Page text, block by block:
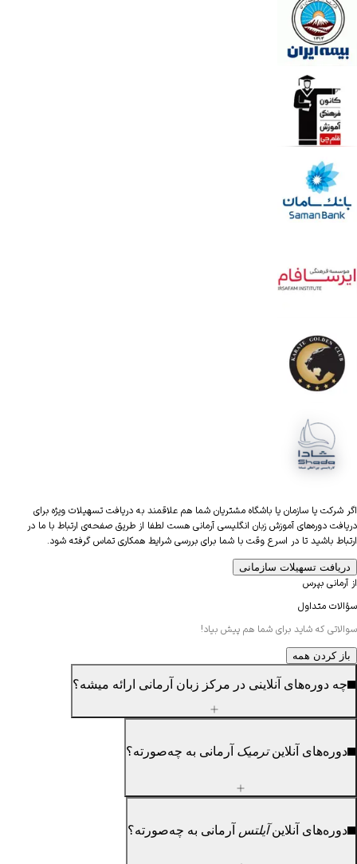
یا سازمان یا باشگاه مشتریان شما هم علاقمند به دریافت تسهیلات ویژه برای
دوره‌های آموزش زبان انگلیسی آرمانی هست لطفا از طریق صفحه‌ی ارتباط با ما در
باشید تا در اسرع وقت با شما برای بررسی شرایط همکاری تماس گرفته شود.
تسهیلات سازمانی
بپرس
متداول
که شاید برای شما هم پیش بیاد!
کردن همه
دوره‌های آنلاینی در مرکز زبان آرمانی ارائه میشه؟
آنلاینترمیکآرمانی به چه‌صورته؟
آنلاینآیلتسآرمانی به چه‌صورته؟